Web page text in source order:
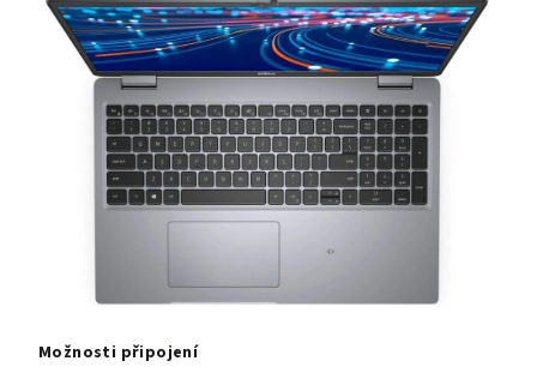
Možnosti připojení